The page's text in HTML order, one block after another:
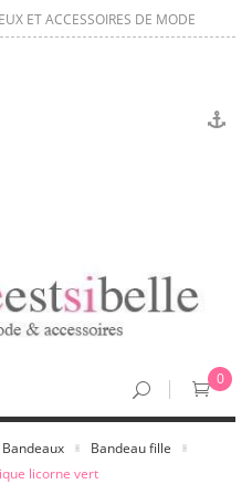
ET ACCESSOIRES DE MODE
0
Bandeaux
Bandeau fille
licorne vert